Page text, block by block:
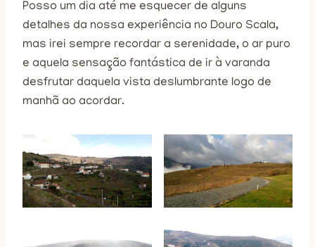
Posso um dia até me esquecer de alguns
detalhes da nossa experiência no Douro Scala,
mas irei sempre recordar a serenidade, o ar puro
e aquela sensação fantástica de ir à varanda
desfrutar daquela vista deslumbrante logo de
manhã ao acordar.